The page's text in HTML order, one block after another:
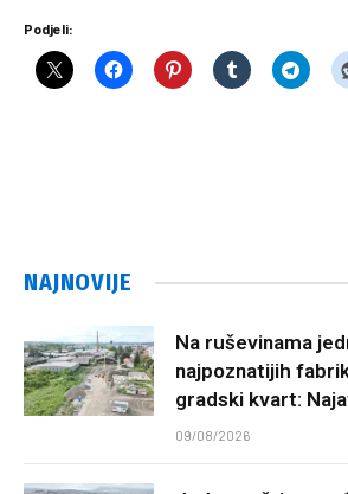
Podjeli:
NAJNOVIJE
Na ruševinama
najpoznatijih
gradski kvart:
09/08/2026